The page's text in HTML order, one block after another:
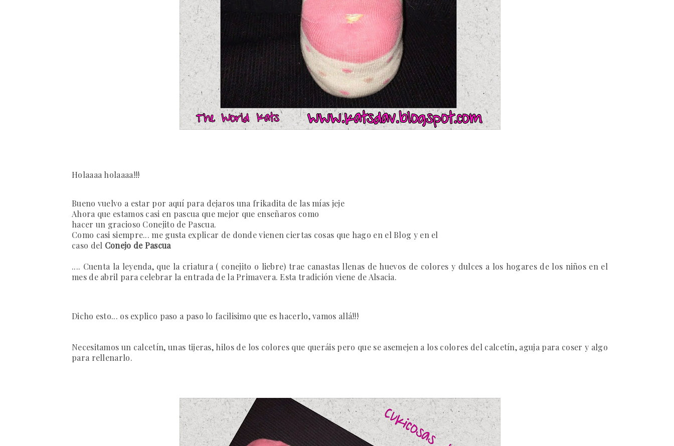
Holaaaa holaaaa!!!
Bueno vuelvo a estar por aquí para dejaros una frikadita de las mías jeje
Ahora que estamos casi en pascua que mejor que enseñaros como
hacer un gracioso Conejito de Pascua.
Como casi siempre... me gusta explicar de donde vienen ciertas cosas que hago en el Blog y en el
caso del Conejo de Pascua
.... Cuenta la leyenda, que la criatura ( conejito o liebre) trae canastas llenas de huevos de colores y dulces a los hogares de los niños en el
mes de abril para celebrar la entrada de la Primavera. Esta tradición viene de Alsacia.
Dicho esto... os explico paso a paso lo facilisimo que es hacerlo, vamos allá!!!
Necesitamos un calcetín, unas tijeras, hilos de los colores que queráis pero que se asemejen a los colores del calcetín, aguja para coser y algo
para rellenarlo.